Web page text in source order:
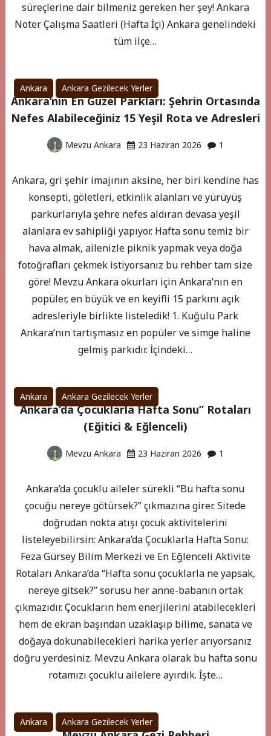
süreçlerine dair bilmeniz gereken her şey! Ankara
Noter Çalışma Saatleri (Hafta İçi) Ankara genelindeki
tüm ilçe…
Ankara Ankara Gezilecek Yerler
Ankara’nın En Güzel Parkları: Şehrin Ortasında
Nefes Alabileceğiniz 15 Yeşil Rota ve Adresleri
Mevzu Ankara 23 Haziran 2026 1
Ankara, gri şehir imajının aksine, her biri kendine has
konsepti, göletleri, etkinlik alanları ve yürüyüş
parkurlarıyla şehre nefes aldıran devasa yeşil
alanlara ev sahipliği yapıyor. Hafta sonu temiz bir
hava almak, ailenizle piknik yapmak veya doğa
fotoğrafları çekmek istiyorsanız bu rehber tam size
göre! Mevzu Ankara okurları için Ankara’nın en
popüler, en büyük ve en keyifli 15 parkını açık
adresleriyle birlikte listeledik! 1. Kuğulu Park
Ankara’nın tartışmasız en popüler ve simge haline
gelmiş parkıdır. İçindeki…
Ankara Ankara Gezilecek Yerler
Ankara’da Çocuklarla Hafta Sonu” Rotaları
(Eğitici & Eğlenceli)
Mevzu Ankara 23 Haziran 2026 1
Ankara’da çocuklu aileler sürekli “Bu hafta sonu
çocuğu nereye götürsek?” çıkmazına girer. Sitede
doğrudan nokta atışı çocuk aktivitelerini
listeleyebilirsin: Ankara’da Çocuklarla Hafta Sonu:
Feza Gürsey Bilim Merkezi ve En Eğlenceli Aktivite
Rotaları Ankara’da “Hafta sonu çocuklarla ne yapsak,
nereye gitsek?” sorusu her anne-babanın ortak
çıkmazıdır. Çocukların hem enerjilerini atabilecekleri
hem de ekran başından uzaklaşıp bilime, sanata ve
doğaya dokunabilecekleri harika yerler arıyorsanız
doğru yerdesiniz. Mevzu Ankara olarak bu hafta sonu
rotamızı çocuklu ailelere ayırdık. İşte…
Ankara Ankara Gezilecek Yerler